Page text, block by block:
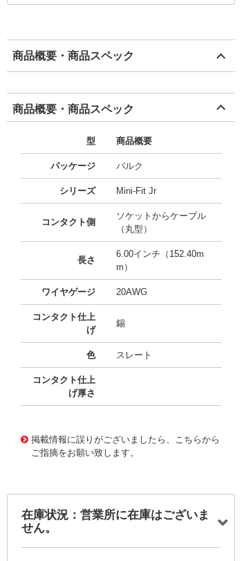
商品概要・商品スペック
商品概要・商品スペック
型 商品概要
パッケージ バルク
シリーズ Mini-Fit Jr
コンタクト側
ソケットからケーブル
（丸型）
長さ
6.00インチ（152.40m
m）
ワイヤゲージ 20AWG
コンタクト仕上
げ
錫
色 スレート
コンタクト仕上
げ厚さ
掲載情報に誤りがございましたら、こちらから
ご指摘をお願い致します。
在庫状況：営業所に在庫はございま
せん。